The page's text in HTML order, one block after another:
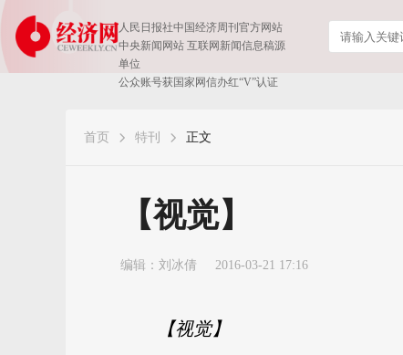
人民日报社中国经济周刊官方网站
中央新闻网站 互联网新闻信息稿源
单位
公众账号获国家网信办红“V”认证
首页 特刊 正文
【视觉】
编辑：刘冰倩 2016-03-21 17:16
【视觉】